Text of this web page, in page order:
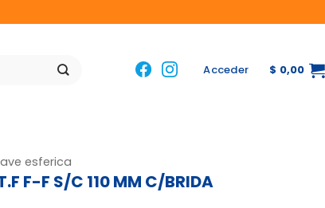
Acceder $ 0,00
esferica
F-F S/C 110 MM C/BRIDA